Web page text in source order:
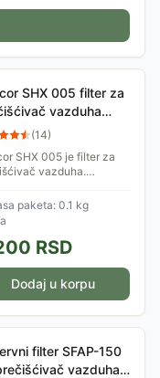
SHX 005 filter za
vazduha
6400WH
(14)
SHX 005 je filter za
vazduha.
SHA 6400WH. Ovaj
ima tri sloja koji efikasno
paketa: 0.1 kg
RSD
Dodaj u korpu
filter SFAP-150
vazduha